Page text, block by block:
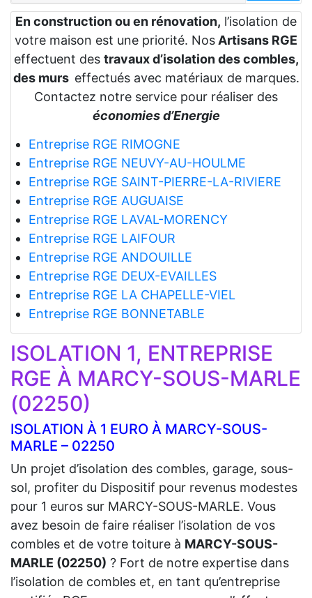
En construction ou en rénovation, l’isolation de
votre maison est une priorité. Nos Artisans RGE
effectuent des travaux d’isolation des combles,
des murs effectués avec matériaux de marques.
Contactez notre service pour réaliser des
économies d’Energie
Entreprise RGE RIMOGNE
Entreprise RGE NEUVY-AU-HOULME
Entreprise RGE SAINT-PIERRE-LA-RIVIERE
Entreprise RGE AUGUAISE
Entreprise RGE LAVAL-MORENCY
Entreprise RGE LAIFOUR
Entreprise RGE ANDOUILLE
Entreprise RGE DEUX-EVAILLES
Entreprise RGE LA CHAPELLE-VIEL
Entreprise RGE BONNETABLE
ISOLATION 1, ENTREPRISE
RGE À MARCY-SOUS-MARLE
(02250)
ISOLATION À 1 EURO À MARCY-SOUS-
MARLE – 02250
Un projet d’isolation des combles, garage, sous-
sol, profiter du Dispositif pour revenus modestes
pour 1 euros sur MARCY-SOUS-MARLE. Vous
avez besoin de faire réaliser l’isolation de vos
combles et de votre toiture à MARCY-SOUS-
MARLE (02250) ? Fort de notre expertise dans
l’isolation de combles et, en tant qu’entreprise